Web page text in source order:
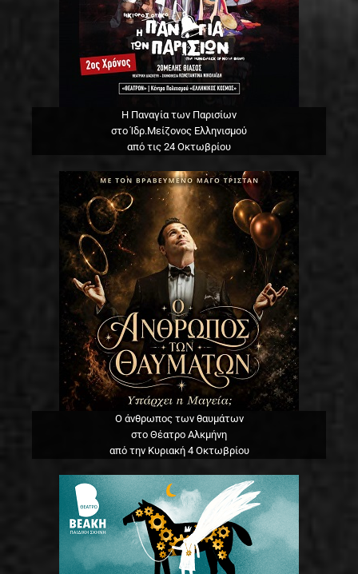
Η Παναγία των Παρισίων
στο Ίδρ.Μείζονος Ελληνισμού
από τις 24 Οκτωβρίου
Ο άνθρωπος των θαυμάτων
στο Θέατρο Αλκμήνη
από την Κυριακή 4 Οκτωβρίου